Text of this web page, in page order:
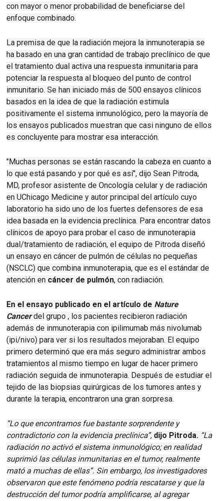
con mayor o menor probabilidad de beneficiarse del
enfoque combinado.
La premisa de que la radiación mejora la inmunoterapia se
ha basado en una gran cantidad de trabajo preclínico de que
el tratamiento dual activa una respuesta inmunitaria para
potenciar la respuesta al bloqueo del punto de control
inmunitario.Se han iniciado más de 500 ensayos clínicos
basados ​​en la idea de que la radiación estimula
positivamente el sistema inmunológico, pero la mayoría de
los ensayos publicados muestran que casi ninguno de ellos
es concluyente para mostrar esa interacción.
"Muchas personas se están rascando la cabeza en cuanto a
lo que está pasando y por qué es así", dijo Sean Pitroda,
MD, profesor asistente de Oncología celular y de radiación
en UChicago Medicine y autor principal del artículo cuyo
laboratorio ha sido uno de los fuertes defensores de esa
idea basada en la evidencia preclínica. Para encontrar datos
clínicos de apoyo para probar el caso de inmunoterapia
dual/tratamiento de radiación, el equipo de Pitroda diseñó
un ensayo en cáncer de pulmón de células no pequeñas
(NSCLC) que combina inmunoterapia, que es el estándar de
atención en cáncer de pulmón, con radiación.
En el ensayo publicado en el artículo de Nature
Cancerdel grupo , los pacientes recibieron radiación
además de inmunoterapia con ipilimumab más nivolumab
(ipi/nivo) para ver si los resultados mejoraban. El equipo
primero determinó que era más seguro administrar ambos
tratamientos al mismo tiempo en lugar de hacer primero
radiación seguida de inmunoterapia. Después de estudiar el
tejido de las biopsias quirúrgicas de los tumores antes y
durante la terapia, encontraron una gran sorpresa.
“Lo que encontramos fue bastante sorprendente y
contradictorio con la evidencia preclínica”, dijo Pitroda. “La
radiación no activó el sistema inmunológico;en realidad
suprimió las células inmunitarias en el tumor, realmente
mató a muchas de ellas”. Sin embargo, los investigadores
observaron que este fenómeno podría rescatarse y que la
destrucción del tumor podría amplificarse, al agregar